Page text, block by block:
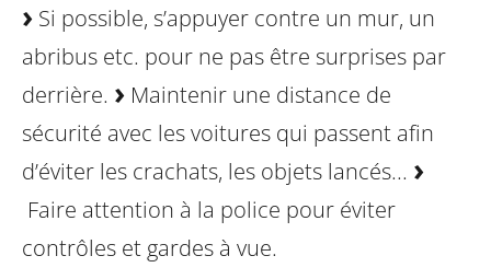
Si possible, s’appuyer contre un mur, un
abribus etc. pour ne pas être surprises par
derrière.
Maintenir une distance de
sécurité avec les voitures qui passent afin
d’éviter les crachats, les objets lancés...
Faire attention à la police pour éviter
contrôles et gardes à vue.